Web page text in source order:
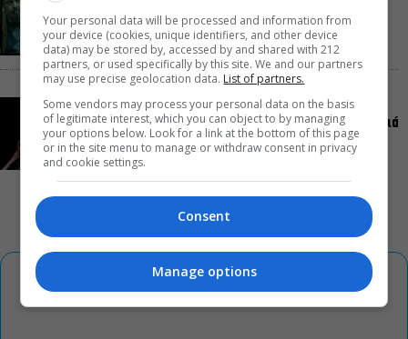
Ρωγμές: Η σόλο χοροθεατρική περφόρμανς της
Χριστίνας Κυριαζίδη στο Δημοτικό Θέατρο Πειραιά
Your personal data will be processed and information from
your device (cookies, unique identifiers, and other device
data) may be stored by, accessed by and shared with 212
partners, or used specifically by this site. We and our partners
may use precise geolocation data. List of partners.
Some vendors may process your personal data on the basis
of legitimate interest, which you can object to by managing
your options below. Look for a link at the bottom of this page
or in the site menu to manage or withdraw consent in privacy
and cookie settings.
Consent
Manage options